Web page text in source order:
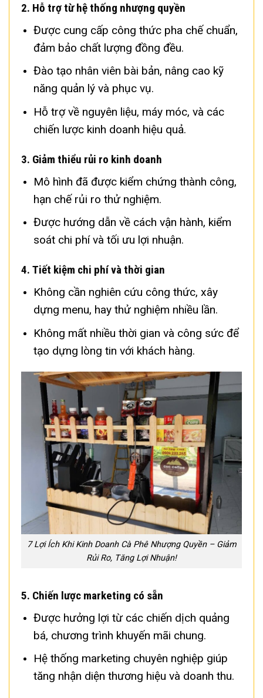
2. Hỗ trợ từ hệ thống nhượng quyền
Được cung cấp công thức pha chế chuẩn,
đảm bảo chất lượng đồng đều.
Đào tạo nhân viên bài bản, nâng cao kỹ
năng quản lý và phục vụ.
Hỗ trợ về nguyên liệu, máy móc, và các
chiến lược kinh doanh hiệu quả.
3. Giảm thiểu rủi ro kinh doanh
Mô hình đã được kiểm chứng thành công,
hạn chế rủi ro thử nghiệm.
Được hướng dẫn về cách vận hành, kiểm
soát chi phí và tối ưu lợi nhuận.
4. Tiết kiệm chi phí và thời gian
Không cần nghiên cứu công thức, xây
dựng menu, hay thử nghiệm nhiều lần.
Không mất nhiều thời gian và công sức để
tạo dựng lòng tin với khách hàng.
7 Lợi Ích Khi Kinh Doanh Cà Phê Nhượng Quyền – Giảm
Rủi Ro, Tăng Lợi Nhuận!
5. Chiến lược marketing có sẵn
Được hưởng lợi từ các chiến dịch quảng
bá, chương trình khuyến mãi chung.
Hệ thống marketing chuyên nghiệp giúp
tăng nhận diện thương hiệu và doanh thu.